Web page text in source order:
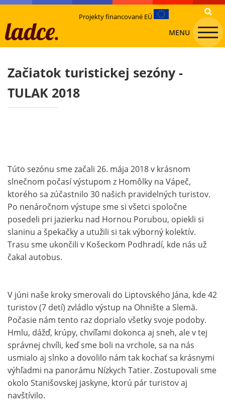
Projekty financované EÚ
MENU
Začiatok turistickej sezóny -
TULAK 2018
Túto sezónu sme začali 26. mája 2018 v krásnom
slnečnom počasí výstupom z Homôlky na Vápeč,
ktorého sa zúčastnilo 30 našich pravidelných turistov.
Po nenáročnom výstupe sme si všetci spoločne
posedeli pri jazierku nad Hornou Porubou, opiekli si
slaninu a špekačky a utužili si tak výborný kolektív.
Trasu sme ukončili v Košeckom Podhradí, kde nás už
čakal autobus.
V júni naše kroky smerovali do Liptovského Jána, kde 42
turistov (7 detí) zvládlo výstup na Ohnište a Slemä.
Počasie nám tento raz doprialo všetky svoje podoby.
Hmlu, dážď, krúpy, chvíľami dokonca aj sneh, ale v tej
správnej chvíli, keď sme boli na vrchole, sa na nás
usmialo aj slnko a dovolilo nám tak kochať sa krásnymi
výhľadmi na panorámu Nízkych Tatier. Zostupovali sme
okolo Stanišovskej jaskyne, ktorú pár turistov aj
navštívilo.